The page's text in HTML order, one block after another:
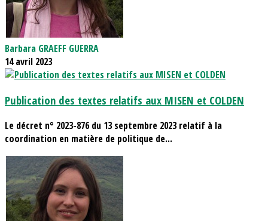
Barbara GRAEFF GUERRA
14 avril 2023
Publication des textes relatifs aux MISEN et COLDEN
Le décret n° 2023-876 du 13 septembre 2023 relatif à la
coordination en matière de politique de...